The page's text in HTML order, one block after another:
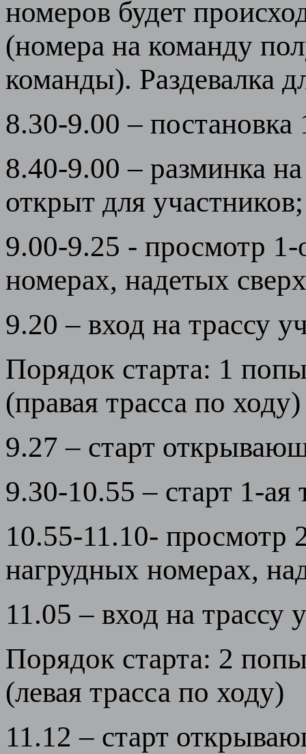
номеров будет
(номера на команду
команды). Раздевалка
8.30-9.00 – постановка
8.40-9.00 – разминка
открыт для участников;
9.00-9.25 - просмотр 1-
номерах, надетых
9.20 – вход на трассу
Порядок старта: 1
(правая трасса по ходу)
9.27 – старт
9.30-10.55 – старт 1-ая
10.55-11.10- просмотр
нагрудных номерах,
11.05 – вход на трассу
Порядок старта: 2
(левая трасса по ходу)
11.12 – старт